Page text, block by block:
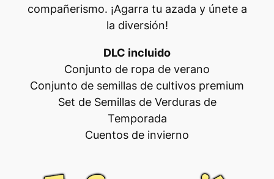
compañerismo. ¡Agarra tu azada y únete a
la diversión!
DLC incluido
Conjunto de ropa de verano
Conjunto de semillas de cultivos premium
Set de Semillas de Verduras de
Temporada
Cuentos de invierno